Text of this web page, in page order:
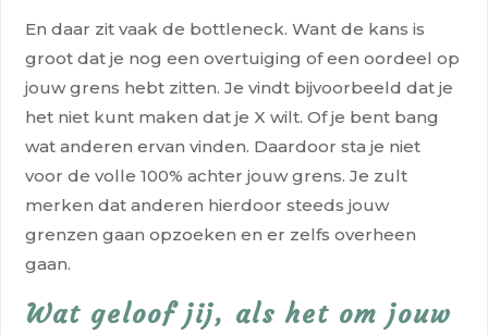
En daar zit vaak de bottleneck. Want de kans is
groot dat je nog een overtuiging of een oordeel op
jouw grens hebt zitten. Je vindt bijvoorbeeld dat je
het niet kunt maken dat je X wilt. Of je bent bang
wat anderen ervan vinden. Daardoor sta je niet
voor de volle 100% achter jouw grens. Je zult
merken dat anderen hierdoor steeds jouw
grenzen gaan opzoeken en er zelfs overheen
gaan.
Wat geloof jij, als het om jouw